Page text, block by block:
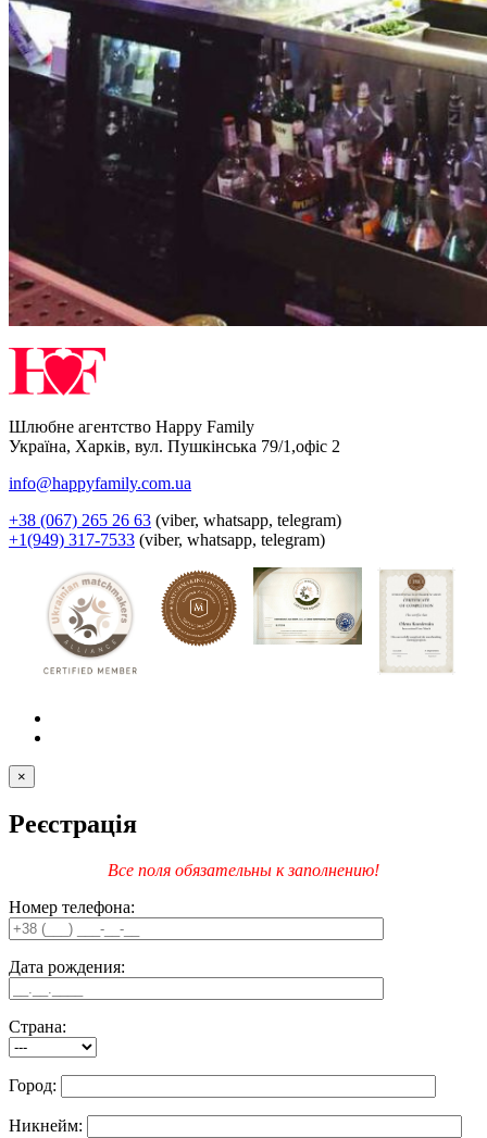
Шлюбне агентство Happy Family
Україна, Харків, вул. Пушкінська 79/1,офіс 2
info@happyfamily.com.ua
+38 (067) 265 26 63 (viber, whatsapp, telegram)
+1(949) 317-7533 (viber, whatsapp, telegram)
×
Реєстрація
Все поля обязательны к заполнению!
Номер телефона:
Дата рождения:
Страна:
Город:
Никнейм: